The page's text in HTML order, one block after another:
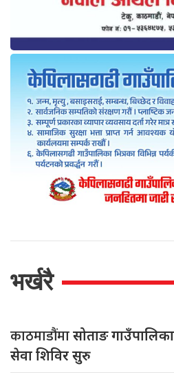
भर्खरै
काठमाडौंमासोताङ
सेवा शिविर सुरु